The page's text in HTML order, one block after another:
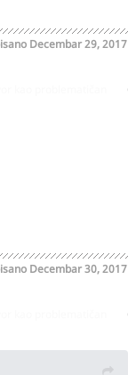
Decembar 29, 2017
Decembar 30, 2017